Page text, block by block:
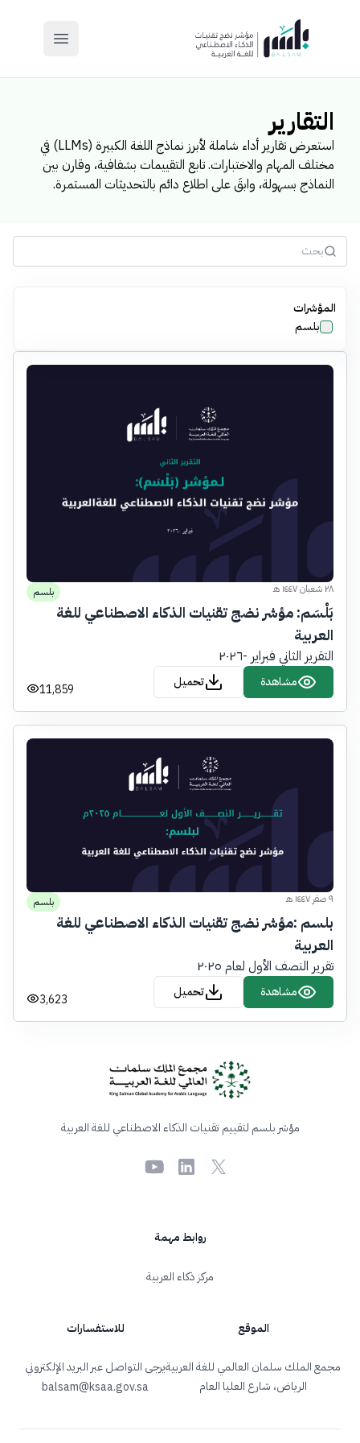
menu
التقارير
استعرض تقارير أداء شاملة لأبرز نماذج اللغة الكبيرة (LLMs) في
مختلف المهام والاختبارات. تابع التقييمات بشفافية، وقارن بين
النماذج بسهولة، وابقَ على اطلاع دائم بالتحديثات المستمرة.
المؤشرات
بلسم
٢٨ شعبان ١٤٤٧ هـ بلسم
بَلْسَم: مؤشر نضج تقنيات الذكاء الاصطناعي للغة
العربية
التقرير الثاني فبراير -٢٠٢٦
مشاهدة تحميل 11,859
٩ صفر ١٤٤٧ هـ بلسم
بلسم :مؤشر نضج تقنيات الذكاء الاصطناعي للغة
العربية
تقرير النصف الأول لعام ٢٠٢٥
مشاهدة تحميل 3,623
مؤشر بلسم لتقييم تقنيات الذكاء الاصطناعي للغة العربية
X
LinkedIn
Youtube
روابط مهمة
مركز ذكاء العربية
الموقع
مجمع الملك سلمان العالمي للغة العربية
الرياض، شارع العليا العام
للاستفسارات
يرجى التواصل عبر البريد الإلكتروني
balsam@ksaa.gov.sa